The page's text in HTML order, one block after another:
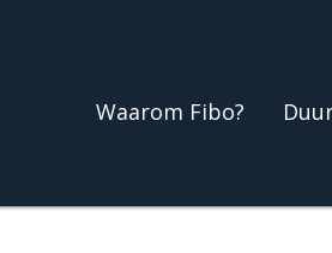
Waarom Fibo?